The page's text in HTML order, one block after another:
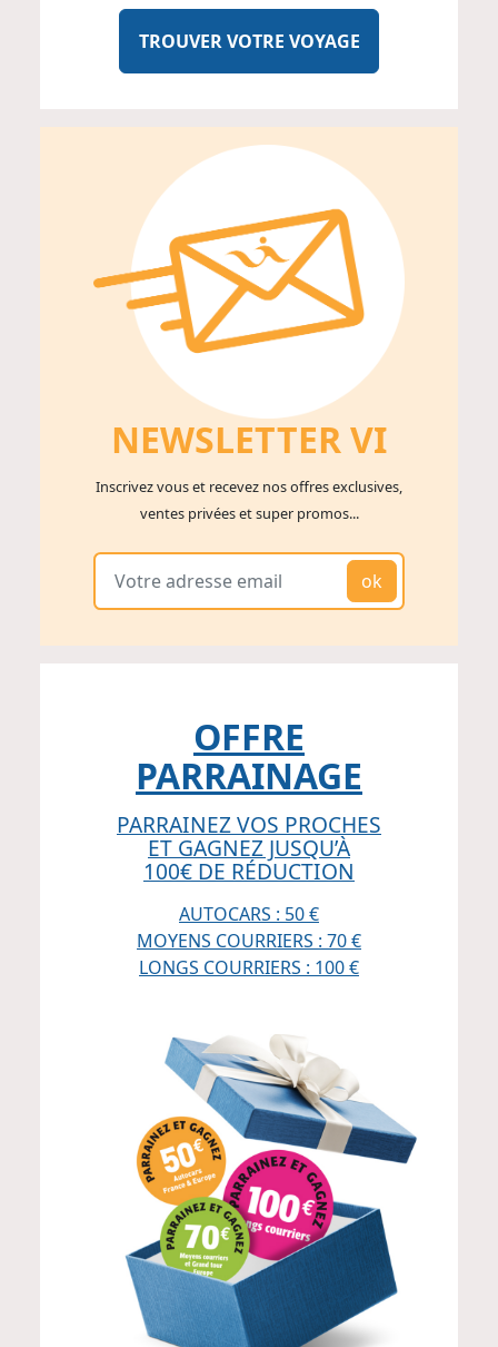
TROUVER VOTRE VOYAGE
NEWSLETTER VI
Inscrivez vous et recevez nos offres exclusives,
ventes privées et super promos...
ok
OFFRE
PARRAINAGE
PARRAINEZ VOS PROCHES
ET GAGNEZ JUSQU’À
100€ DE RÉDUCTION
AUTOCARS : 50 €
MOYENS COURRIERS : 70 €
LONGS COURRIERS : 100 €